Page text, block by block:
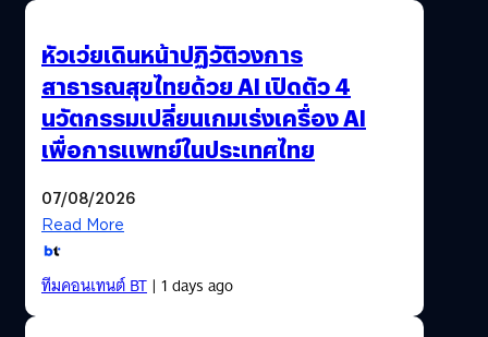
หัวเว่ยเดินหน้าปฏิวัติวงการ
สาธารณสุขไทยด้วย AI เปิดตัว 4
นวัตกรรมเปลี่ยนเกมเร่งเครื่อง AI
เพื่อการแพทย์ในประเทศไทย
07/08/2026
Read More
ทีมคอนเทนต์ BT| 1 days ago